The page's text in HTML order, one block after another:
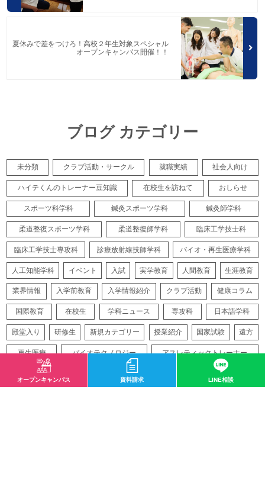
夏休みで差をつけろ！高校２年生対象スペシャル
オープンキャンパス開催！！
ブログ カテゴリー
未分類 クラブ活動・サークル 就職実績 社会人向け
ハイテくんのトレーナー豆知識 在校生を訪ねて おしらせ
スポーツ科学科 鍼灸スポーツ学科 鍼灸師学科
柔道整復スポーツ学科 柔道整復師学科 臨床工学技士科
臨床工学技士専攻科 診療放射線技師学科 バイオ・再生医療学科
人工知能学科 イベント 入試 実学教育 人間教育 生涯教育
業界情報 入学前教育 入学情報紹介 クラブ活動 健康コラム
国際教育 在校生 学科ニュース 専攻科 日本語学科
殿堂入り 研修生 新規カテゴリー 授業紹介 国家試験 遠方
再生医療 バイオテクノロジー アスレティックトレーナー
オープンキャンパス 資料請求 LINE相談